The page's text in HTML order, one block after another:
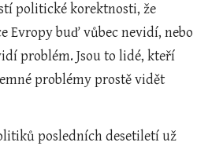
politické korektnosti, že
Evropy buď vůbec nevidí, nebo
problém. Jsou to lidé, kteří
problémy prostě vidět
posledních desetiletí už